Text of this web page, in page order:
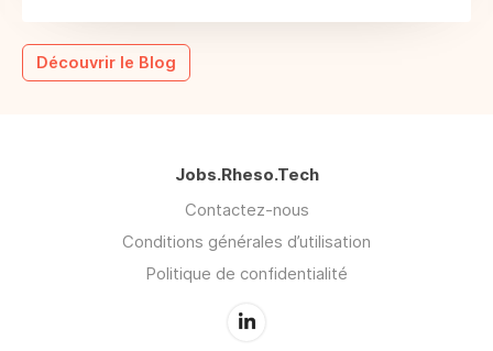
Découvrir le Blog
Jobs.Rheso.Tech
Contactez-nous
Conditions générales d’utilisation
Politique de confidentialité